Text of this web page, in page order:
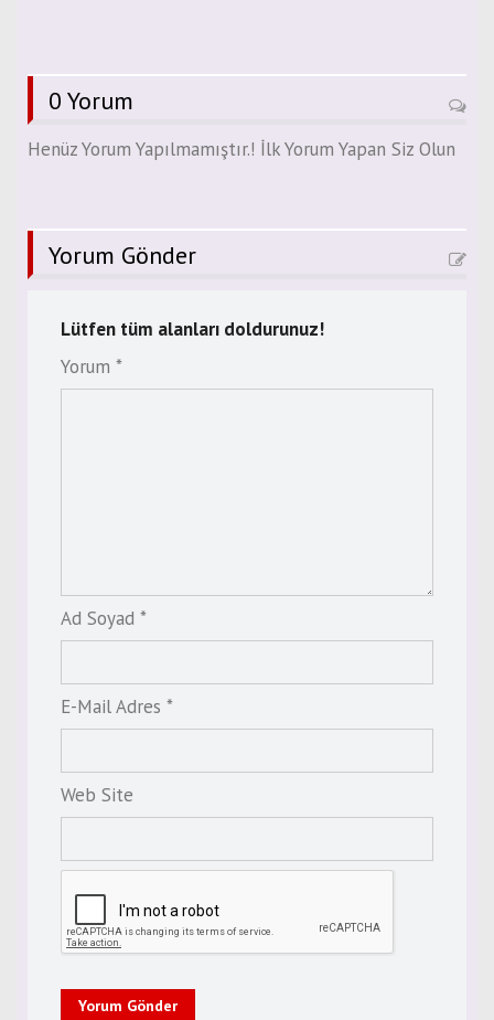
0 Yorum
Henüz Yorum Yapılmamıştır.! İlk Yorum Yapan Siz Olun
Yorum Gönder
Lütfen tüm alanları doldurunuz!
Yorum *
Ad Soyad *
E-Mail Adres *
Web Site
Yorum Gönder